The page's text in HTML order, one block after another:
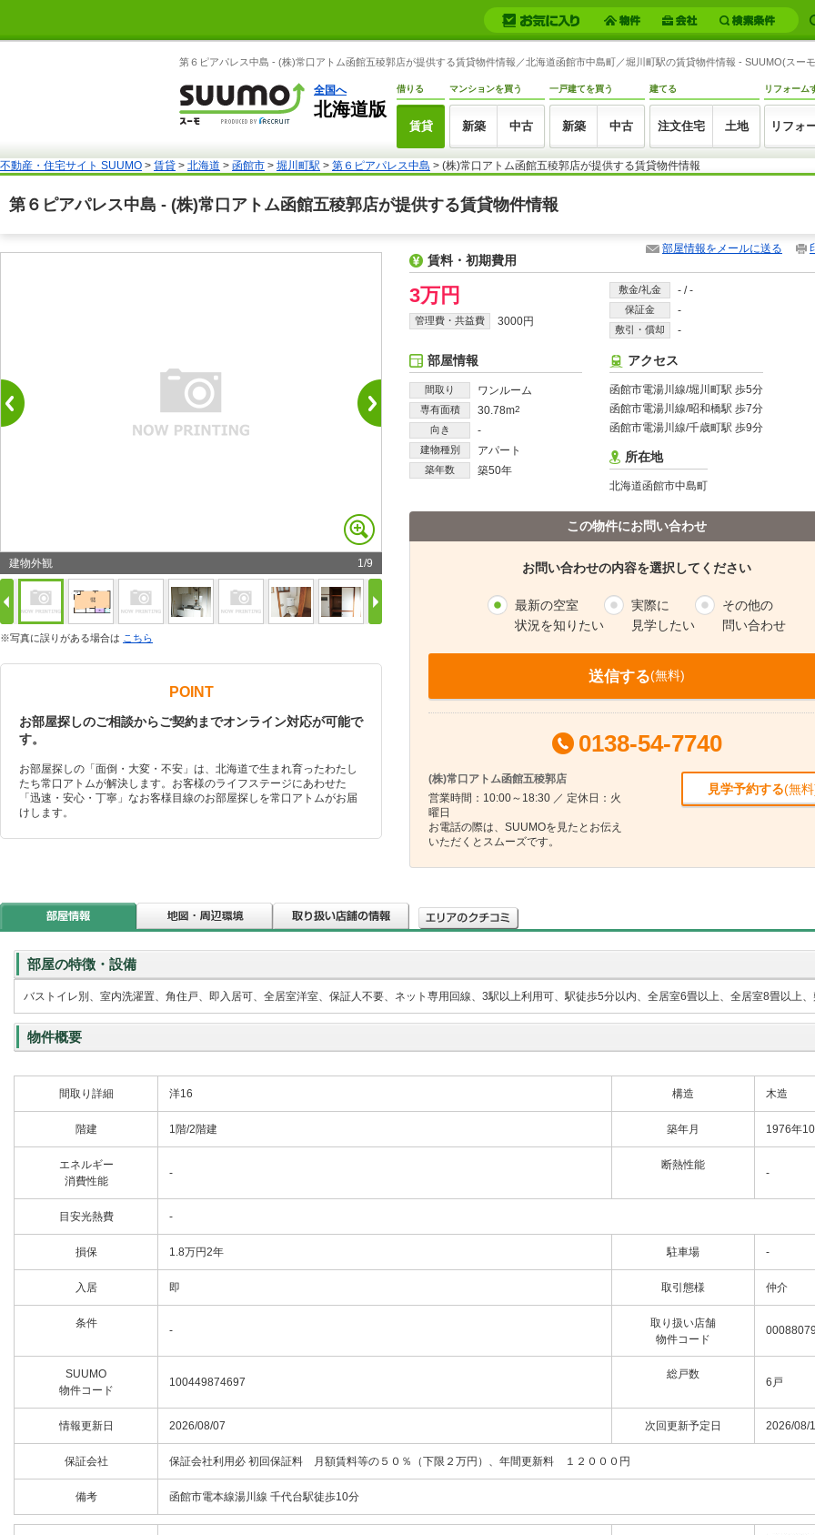
第６ピアパレス中島 - (株)常口アトム函館五稜郭店が提供する賃貸物件情報／北海道函館市中島町／堀川町駅の賃貸物件情報 - SUUMO(スー
全国へ
北海道版
借りる
賃貸
マンションを買う
新築 中古
一戸建てを買う
新築 中古
建てる
注文住宅 土地
リフォーム
リフォ
不動産・住宅サイト SUUMO > 賃貸 > 北海道 > 函館市 > 堀川町駅 > 第６ピアパレス中島 > (株)常口アトム函館五稜郭店が提供する賃貸物件情報
第６ピアパレス中島 - (株)常口アトム函館五稜郭店が提供する賃貸物件情報
建物外観 1/9
※写真に誤りがある場合は こちら
POINT
お部屋探しのご相談からご契約までオンライン対応が可能で
す。
お部屋探しの「面倒・大変・不安」は、北海道で生まれ育ったわたし
たち常口アトムが解決します。お客様のライフステージにあわせた
「迅速・安心・丁寧」なお客様目線のお部屋探しを常口アトムがお届
けします。
部屋情報をメールに送る
賃料・初期費用
3万円
管理費・共益費 3000円
敷金/礼金 - /-
保証金 -
敷引・償却 -
部屋情報
間取り ワンルーム
専有面積 30.78m2
向き -
建物種別 アパート
築年数 築50年
アクセス
函館市電湯川線/堀川町駅 歩5分
函館市電湯川線/昭和橋駅 歩7分
函館市電湯川線/千歳町駅 歩9分
所在地
北海道函館市中島町
この物件にお問い合わせ
お問い合わせの内容を選択してください
最新の空室
状況を知りたい
実際に
見学したい
その他の
問い合わせ
送信する(無料)
0138-54-7740
(株)常口アトム函館五稜郭店
営業時間：10:00～18:30 ／ 定休日：火
曜日
お電話の際は、SUUMOを見たとお伝え
いただくとスムーズです。
見学予約する(無
部屋の特徴・設備
バストイレ別、室内洗濯置、角住戸、即入居可、全居室洋室、保証人不要、ネット専用回線、3駅以上利用可、駅徒歩5分以内、全居室6畳以上、全居室8畳以上
物件概要
間取り詳細 洋16 構造 木造
階建 1階/2階建 築年月 1976年
エネルギー
消費性能
-
断熱性能
-
目安光熱費 -
損保 1.8万円2年 駐車場 -
入居 即 取引態様 仲介
条件
-
取り扱い店舗
物件コード
SUUMO
物件コード
100449874697
総戸数
6戸
情報更新日 2026/08/07 次回更新予定日 2026/08/
保証会社 保証会社利用必 初回保証料 月額賃料等の５０％（下限２万円）、年間更新料 １２０００円
備考 函館市電本線湯川線 千代台駅徒歩10分